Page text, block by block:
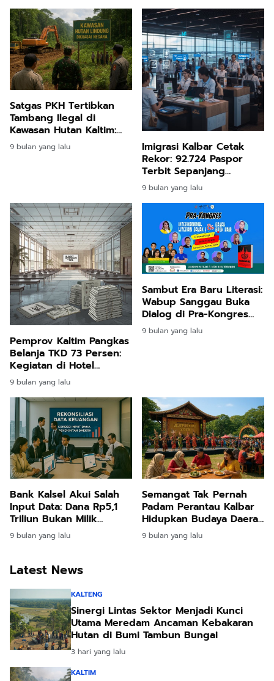
Satgas PKH Tertibkan
Tambang Ilegal di
Kawasan Hutan Kaltim:
Rampas 116 Hektare
Lahan Milik Konglomerat,
9 bulan yang lalu
Imigrasi Kalbar Cetak
Rekor: 92.724 Paspor
Terbit Sepanjang
Januari-Oktober 2025,
Didukung Inovasi Digital
9 bulan yang lalu
Pemprov Kaltim Pangkas
Belanja TKD 73 Persen:
Kegiatan di Hotel
Dihentikan Total, Fokus
pada Pelayanan Dasar
9 bulan yang lalu
Sambut Era Baru Literasi:
Wabup Sanggau Buka
Dialog di Pra-Kongres
Literasi Dayak
Internasional
9 bulan yang lalu
Bank Kalsel Akui Salah
Input Data: Dana Rp5,1
Triliun Bukan Milik
Pemkot Banjarbaru, Tapi
Pemprov Kalsel
9 bulan yang lalu
Semangat Tak Pernah
Padam Perantau Kalbar
Hidupkan Budaya Daerah
di Jantung Jakarta
9 bulan yang lalu
Latest News
KALTENG
Sinergi Lintas Sektor Menjadi Kunci
Utama Meredam Ancaman Kebakaran
Hutan di Bumi Tambun Bungai
3 hari yang lalu
KALTIM